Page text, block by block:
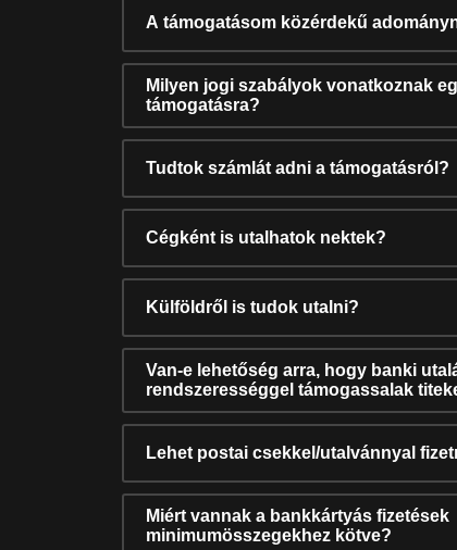
A támogatásom közérdekű
Milyen jogi szabályok vonatkoznak
támogatásra?
Tudtok számlát adni a támogatásról?
Cégként is utalhatok nektek?
Külföldről is tudok utalni?
Van-e lehetőség arra, hogy banki
rendszerességgel támogassalak
Lehet postai csekkel/utalvánnyal
Miért vannak a bankkártyás fizetések
minimumösszegekhez kötve?